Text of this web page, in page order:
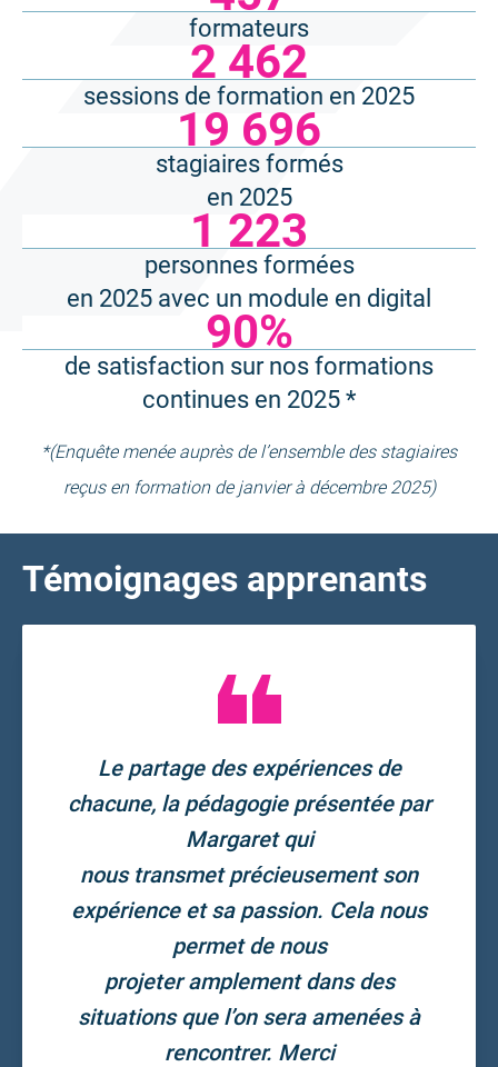
formateurs
2 462
sessions de formation en 2025
19 696
stagiaires formés
en 2025
1 223
personnes formées
en 2025 avec un module en digital
90%
de satisfaction sur nos formations
continues en 2025 *
*(Enquête menée auprès de l’ensemble des stagiaires
reçus en formation de janvier à décembre 2025)
Témoignages apprenants
Le partage des expériences de
chacune, la pédagogie présentée par
Margaret qui
nous transmet précieusement son
expérience et sa passion. Cela nous
permet de nous
projeter amplement dans des
situations que l’on sera amenées à
rencontrer. Merci